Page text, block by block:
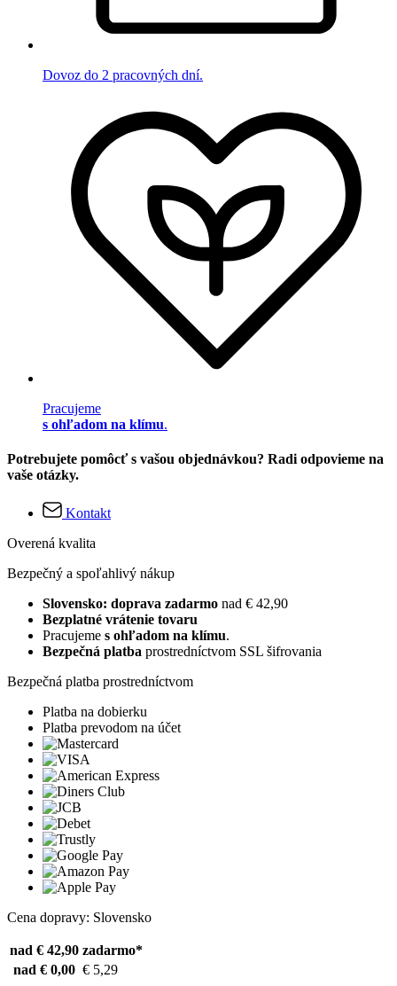
Dovoz do 2 pracovných dní.
Pracujeme
s ohľadom na klímu.
Potrebujete pomôcť s vašou objednávkou? Radi odpovieme na
vaše otázky.
Kontakt
Overená kvalita
Bezpečný a spoľahlivý nákup
Slovensko: doprava zadarmo nad € 42,90
Bezplatné vrátenie tovaru
Pracujeme s ohľadom na klímu.
Bezpečná platba prostredníctvom SSL šifrovania
Bezpečná platba prostredníctvom
Platba na dobierku
Platba prevodom na účet
Cena dopravy: Slovensko
nad € 42,90 zadarmo*
nad € 0,00 € 5,29